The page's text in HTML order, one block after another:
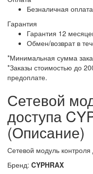
Безналичная оплата
Гарантия
Гарантия 12
Обмен/возврат в
*Минимальная сумма
*Заказы стоимостью до
предоплате.
Сетевой
доступа
(Описание)
Сетевой модуль контроля
Бренд: CYPHRAX